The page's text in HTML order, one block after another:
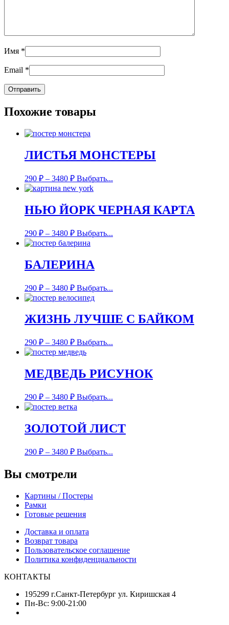
Имя *
Email *
Похожие товары
ЛИСТЬЯ МОНСТЕРЫ
290 ₽ – 3480 ₽ Выбрать...
НЬЮ ЙОРК ЧЕРНАЯ КАРТА
290 ₽ – 3480 ₽ Выбрать...
БАЛЕРИНА
290 ₽ – 3480 ₽ Выбрать...
ЖИЗНЬ ЛУЧШЕ С БАЙКОМ
290 ₽ – 3480 ₽ Выбрать...
МЕДВЕДЬ РИСУНОК
290 ₽ – 3480 ₽ Выбрать...
ЗОЛОТОЙ ЛИСТ
290 ₽ – 3480 ₽ Выбрать...
Вы смотрели
Картины / Постеры
Рамки
Готовые решения
Доставка и оплата
Возврат товара
Пользовательское соглашение
Политика конфиденциальности
КОНТАКТЫ
195299 г.Санкт-Петербург ул. Киришская 4
Пн-Вс: 9:00-21:00